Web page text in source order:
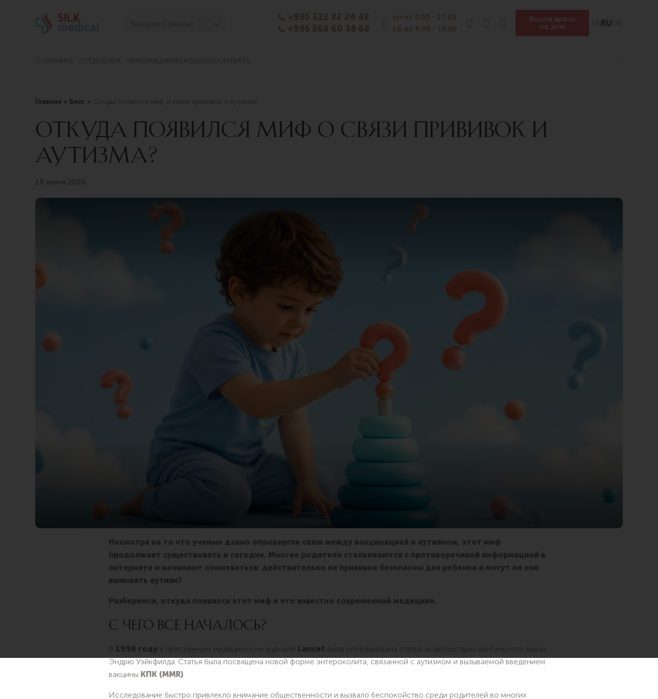
содержимому
Тбилиси, Чавчавадзе
Батуми, Горгасали
Facebook
TelegramВызов врача
на дом
RU
О КЛИНИКЕ ОТДЕЛЕНИЯ ВРАЧИАКЦИИЧЕКАПЫБЛОГ КОНТАКТЫ
Главная Блог Откуда появился миф о связи прививок и аутизма?
ОТКУДА ПОЯВИЛСЯ МИФ О СВЯЗИ ПРИВИВОК И
АУТИЗМА?
18 июня 2026
Несмотря на то что ученые давно опровергли связь между вакцинацией и аутизмом, этот миф
продолжает существовать и сегодня. Многие родители сталкиваются с противоречивой информацией в
интернете и начинают сомневаться: действительно ли прививки безопасны для ребенка и могут ли они
вызывать аутизм?
Разберемся, откуда появился этот миф и что известно современной медицине.
С ЧЕГО ВСЕ НАЧАЛОСЬ?
В 1998 году в престижном медицинском журнале Lancet была опубликована статья за авторством британского врача
Эндрю Уэйкфилда. Статья была посвящена новой форме энтероколита, связанной с аутизмом и вызываемой введением
вакцины КПК (MMR).
Исследование быстро привлекло внимание общественности и вызвало беспокойство среди родителей во многих